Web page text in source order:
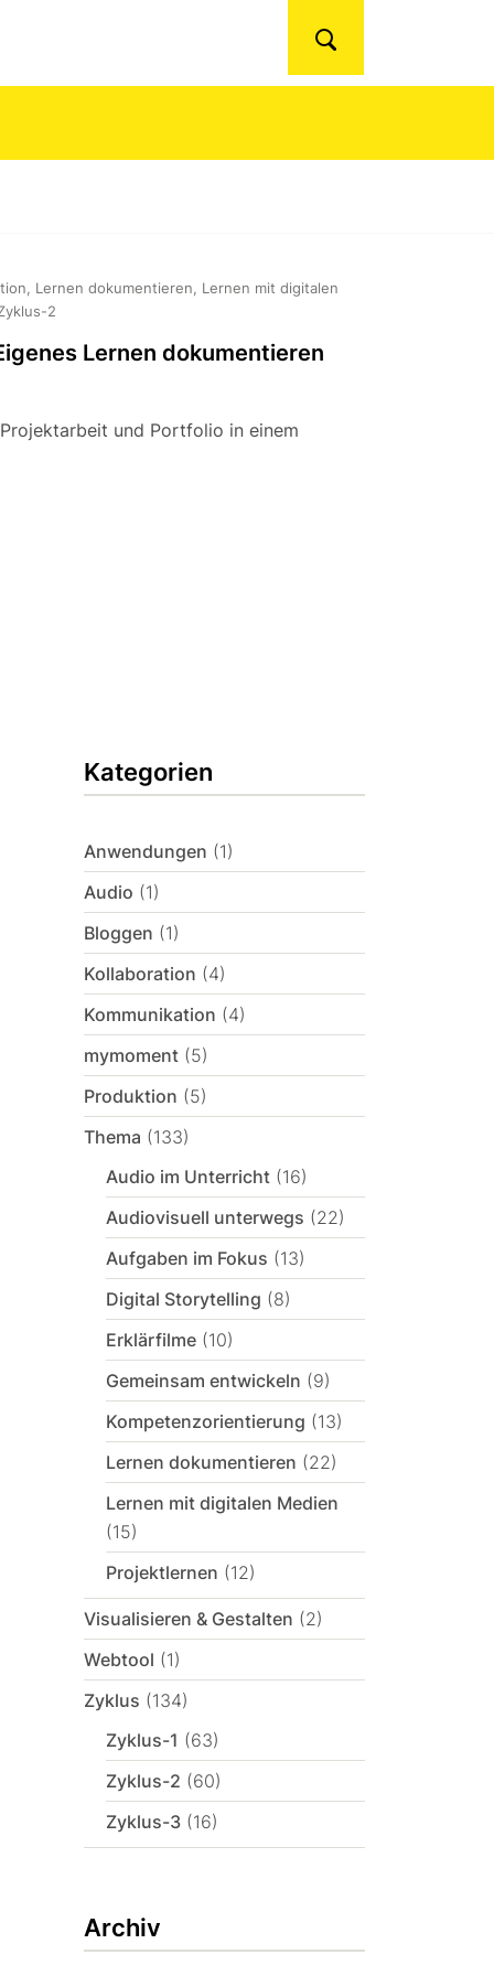
Lernen dokumentieren, Lernen mit digitalen
2
Lernen dokumentieren
und Portfolio in einem
Kategorien
Anwendungen (1)
Audio (1)
Bloggen (1)
Kollaboration (4)
Kommunikation (4)
mymoment (5)
Produktion (5)
Thema (133)
Audio im Unterricht (16)
Audiovisuell unterwegs (22)
Aufgaben im Fokus (13)
Digital Storytelling (8)
Erklärfilme (10)
Gemeinsam entwickeln (9)
Kompetenzorientierung (13)
Lernen dokumentieren (22)
Lernen mit digitalen Medien
(15)
Projektlernen (12)
Visualisieren & Gestalten (2)
Webtool (1)
Zyklus (134)
Zyklus-1 (63)
Zyklus-2 (60)
Zyklus-3 (16)
Archiv